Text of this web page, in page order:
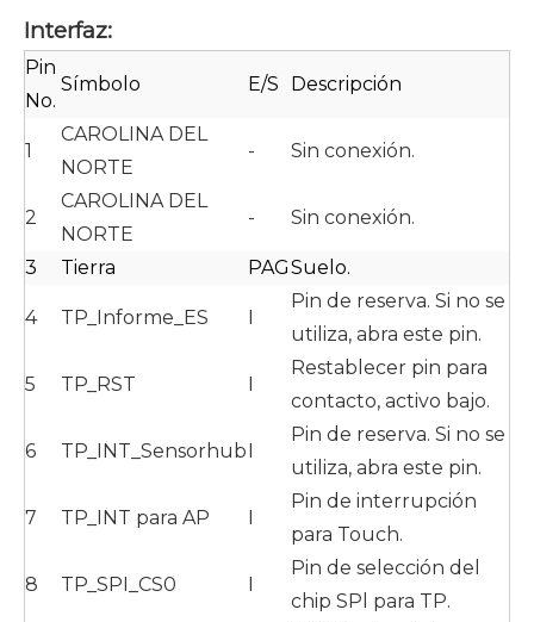
Interfaz:
Pin
No.
Símbolo E/S Descripción
1
CAROLINA DEL
NORTE
- Sin conexión.
2
CAROLINA DEL
NORTE
- Sin conexión.
3 Tierra PAGSuelo.
4 TP_Informe_ES I
Pin de reserva. Si no se
utiliza, abra este pin.
5 TP_RST I
Restablecer pin para
contacto, activo bajo.
6 TP_INT_SensorhubI
Pin de reserva. Si no se
utiliza, abra este pin.
7 TP_INT para AP I
Pin de interrupción
para Touch.
8 TP_SPI_CS0 I
Pin de selección del
chip SPl para TP.